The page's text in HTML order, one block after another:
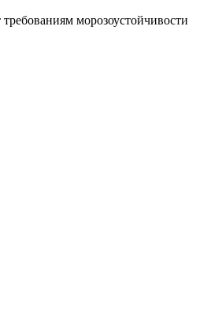
морозоустойчивости